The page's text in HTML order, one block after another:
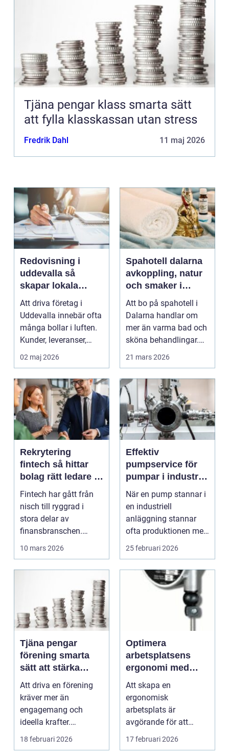
Tjäna pengar klass smarta sätt
att fylla klasskassan utan stress
Fredrik Dahl 11 maj 2026
Redovisning i
uddevalla så
skapar lokala
företag trygg
ekonomi
Att driva företag i
Uddevalla innebär ofta
många bollar i luften.
Kunder, leveranser,
personal och m...
02 maj 2026
Spahotell dalarna
avkoppling, natur
och smaker i
hjärtat av
landskapet
Att bo på spahotell i
Dalarna handlar om
mer än varma bad och
sköna behandlingar.
Kombinationen av s...
21 mars 2026
Rekrytering
fintech så hittar
bolag rätt ledare i
en reglerad
tillväxtbransch
Fintech har gått från
nisch till ryggrad i
stora delar av
finansbranschen.
Bolag bygger nya
10 mars 2026
Effektiv
pumpservice för
pumpar i industrin
– så undviker du
kostsamma
driftstopp
När en pump stannar i
en industriell
anläggning stannar
ofta produktionen med
den. Fö...
25 februari 2026
Tjäna pengar
förening smarta
sätt att stärka
kassan utan
krångel
Att driva en förening
kräver mer än
engagemang och
ideella krafter.
Träningshallar ska
18 februari 2026
Optimera
arbetsplatsens
ergonomi med
balansblock
Att skapa en
ergonomisk
arbetsplats är
avgörande för att
främja hälsa och v...
17 februari 2026